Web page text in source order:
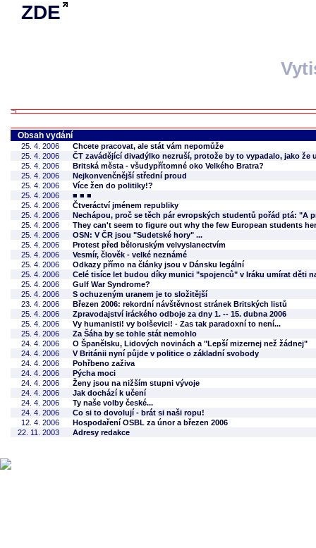
ZDE
Obsah vydání
25. 4. 2006
Chcete pracovat, ale stát vám nepomůže
25. 4. 2006
ČT zavádějící divadýlko nezruší, protože by to vypadalo, jako že
25. 4. 2006
Britská města - všudypřítomné oko Velkého Bratra?
25. 4. 2006
Nejkonvenčnější střední proud
25. 4. 2006
Více žen do politiky!?
25. 4. 2006
■ ■ ■
25. 4. 2006
Čtveráctví jménem republiky
25. 4. 2006
Nechápou, proč se těch pár evropských studentů pořád ptá: "A
25. 4. 2006
They can't seem to figure out why the few European students
25. 4. 2006
OSN: V ČR jsou "Sudetské hory" ...
25. 4. 2006
Protest před běloruským velvyslanectvím
25. 4. 2006
Vesmír, člověk - velké neznámé
25. 4. 2006
Odkazy přímo na články jsou v Dánsku legální
25. 4. 2006
Celé tisíce let budou díky munici "spojenců" v Iráku umírat děti
25. 4. 2006
Gulf War Syndrome?
25. 4. 2006
S ochuzeným uranem je to složitější
23. 4. 2006
Březen 2006: rekordní návštěvnost stránek Britských listů
25. 4. 2006
Zpravodajství iráckého odboje za dny 1. -- 15. dubna 2006
25. 4. 2006
Vy humanisti! vy bolševici! - Zas tak paradoxní to není...
25. 4. 2006
Za Šáha by se tohle stát nemohlo
24. 4. 2006
O Španělsku, Lidových novinách a "Lepší mizernej než žádnej"
24. 4. 2006
V Británii nyní půjde v politice o základní svobody
24. 4. 2006
Pohřbeno zaživa
24. 4. 2006
Pýcha moci
24. 4. 2006
Ženy jsou na nižším stupni vývoje
24. 4. 2006
Jak dochází k učení
24. 4. 2006
Ty naše volby české...
24. 4. 2006
Co si to dovolují - brát si naši ropu!
12. 4. 2006
Hospodaření OSBL za únor a březen 2006
22. 11. 2003
Adresy redakce